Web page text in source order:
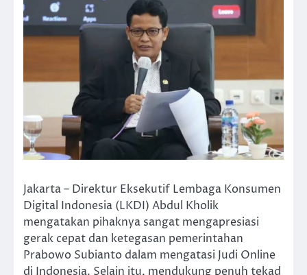
Jakarta – Direktur Eksekutif Lembaga Konsumen
Digital Indonesia (LKDI) Abdul Kholik
mengatakan pihaknya sangat mengapresiasi
gerak cepat dan ketegasan pemerintahan
Prabowo Subianto dalam mengatasi Judi Online
di Indonesia. Selain itu, mendukung penuh tekad